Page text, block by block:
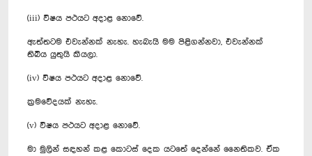
(iii) විෂය පථයට අදාළ නොවේ.
ඇත්තටම එවැන්නක් නැහැ. හැබැයි මම පිළිගන්නවා, එවැන්නක්
තිබිය යුතුයි කියලා.
(iv) විෂය පථයට අදාළ නොවේ.
ක්‍රමවේදයක් නැහැ.
(v) විෂය පථයට අදාළ නොවේ.
මා මුලින් සඳහන් කළ කොටස් දෙක යටතේ දෙන්නේ නෛතිකව. ඒක